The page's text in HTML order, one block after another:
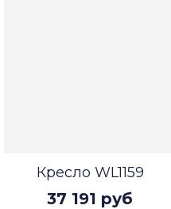
Кресло WL1159
37 191 руб